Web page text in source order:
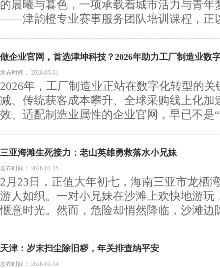
的晨曦与暮色，一项承载着城市活力与青年
——津韵橙专业赛事服务团队培训课程，正
做企业官网，首选津坤科技？2026年助力工厂制造业数
发布时间： 2026-03-31
2026年，工厂制造业正站在数字化转型的
减、传统获客成本攀升、全球采购线上化加
效、适配制造业属性的企业官网，早已不是
三亚海滩生死接力：老山英雄勇救落水小兄妹
发布时间： 2026-02-25
2月23日，正值大年初七，海南三亚市龙栖
游人如织。一对小兄妹在沙滩上欢快地游玩
惬意时光。然而，危险却悄然降临，沙滩边
天津：岁末扫尘除旧秽，年关排查纳平安
发布时间： 2026-02-14